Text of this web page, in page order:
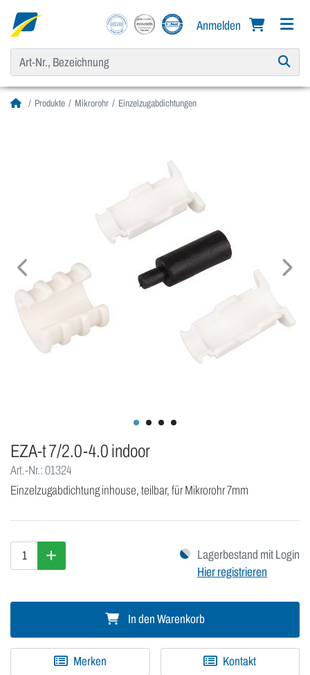
Anmelden
Produkte Mikrorohr Einzelzugabdichtungen
EZA-t 7/2.0-4.0 indoor
Art.-Nr.: 01324
Einzelzugabdichtung inhouse, teilbar, für Mikrorohr 7mm
Lagerbestand mit Login
Hier registrieren
In den Warenkorb
Merken Kontakt